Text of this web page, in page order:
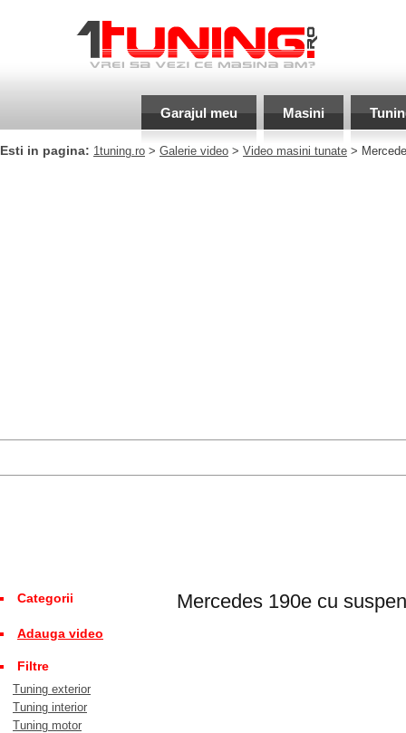
Garajul meu Masini
Esti in pagina: 1tuning.ro > Galerie video > Video masini tunate >
Categorii
Adauga video
Filtre
Tuning exterior
Tuning interior
Tuning motor
Mercedes 190e cu